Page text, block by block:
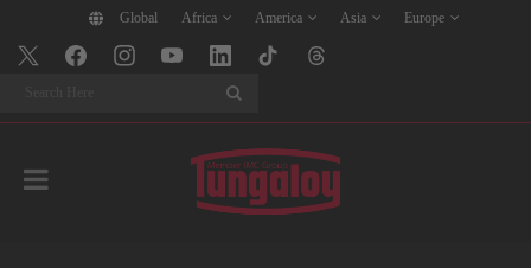
Global Africa America Asia Europe